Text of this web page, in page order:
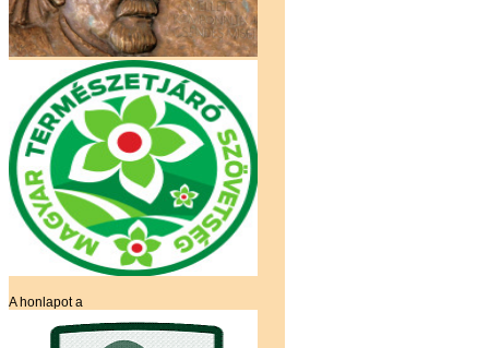
A honlapot a